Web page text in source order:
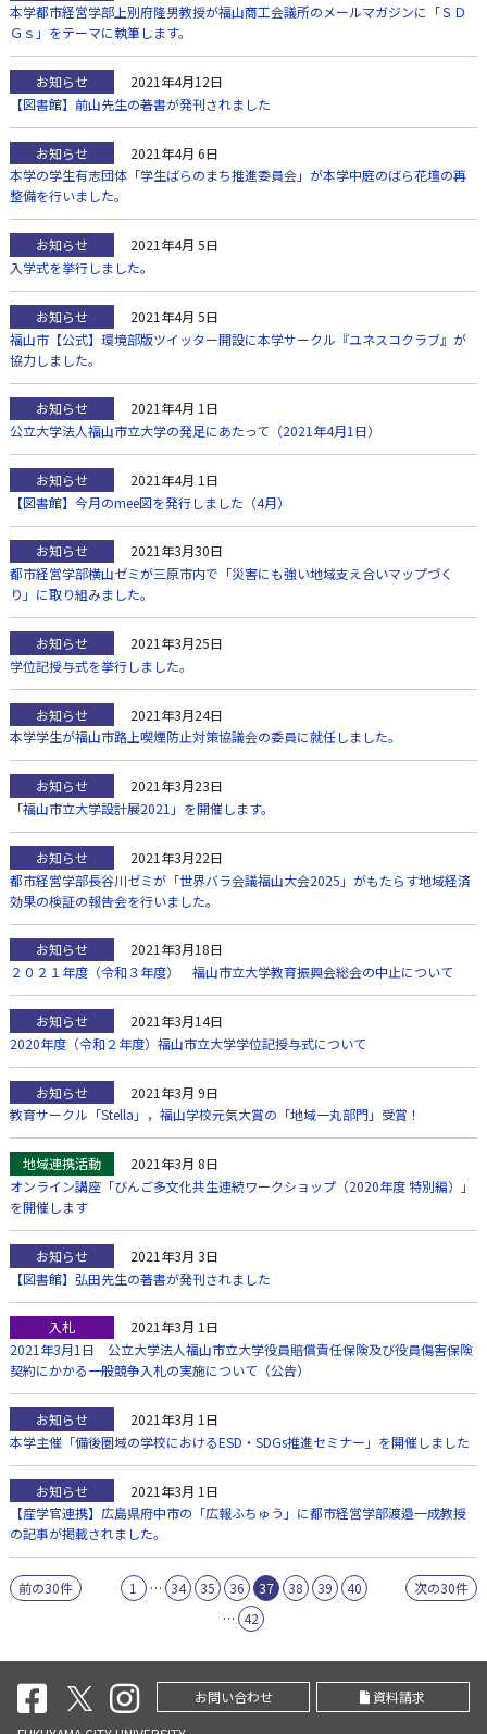
本学都市経営学部上別府隆男教授が福山商工会議所のメールマガジンに「ＳＤ
Ｇｓ」をテーマに執筆します。
お知らせ
2021年4月12日
【図書館】前山先生の著書が発刊されました
お知らせ
2021年4月 6日
本学の学生有志団体「学生ばらのまち推進委員会」が本学中庭のばら花壇の再
整備を行いました。
お知らせ
2021年4月 5日
入学式を挙行しました。
お知らせ
2021年4月 5日
福山市【公式】環境部版ツイッター開設に本学サークル『ユネスコクラブ』が
協力しました。
お知らせ
2021年4月 1日
公立大学法人福山市立大学の発足にあたって（2021年4月1日）
お知らせ
2021年4月 1日
【図書館】今月のmee図を発行しました（4月）
お知らせ
2021年3月30日
都市経営学部横山ゼミが三原市内で「災害にも強い地域支え合いマップづく
り」に取り組みました。
お知らせ
2021年3月25日
学位記授与式を挙行しました。
お知らせ
2021年3月24日
本学学生が福山市路上喫煙防止対策協議会の委員に就任しました。
お知らせ
2021年3月23日
「福山市立大学設計展2021」を開催します。
お知らせ
2021年3月22日
都市経営学部長谷川ゼミが「世界バラ会議福山大会2025」がもたらす地域経済
効果の検証の報告会を行いました。
お知らせ
2021年3月18日
２０２１年度（令和３年度） 福山市立大学教育振興会総会の中止について
お知らせ
2021年3月14日
2020年度（令和２年度）福山市立大学学位記授与式について
お知らせ
2021年3月 9日
教育サークル「Stella」，福山学校元気大賞の「地域一丸部門」受賞！
地域連携活動
2021年3月 8日
オンライン講座「びんご多文化共生連続ワークショップ（2020年度 特別編）」
を開催します
お知らせ
2021年3月 3日
【図書館】弘田先生の著書が発刊されました
入札
2021年3月 1日
2021年3月1日 公立大学法人福山市立大学役員賠償責任保険及び役員傷害保険
契約にかかる一般競争入札の実施について（公告）
お知らせ
2021年3月 1日
本学主催「備後圏域の学校におけるESD・SDGs推進セミナー」を開催しました
お知らせ
2021年3月 1日
【産学官連携】広島県府中市の「広報ふちゅう」に都市経営学部渡邉一成教授
の記事が掲載されました。
前の30件 1 … 34 35 36 37 38 39
40
… 42
次の30件
お問い合わせ
資料請求